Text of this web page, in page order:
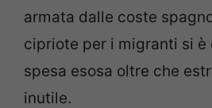
armata dalle coste
cipriote per i migranti si è
spesa esosa oltre che
inutile.